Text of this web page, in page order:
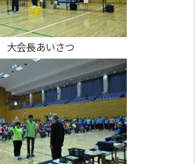
大会長あいさつ